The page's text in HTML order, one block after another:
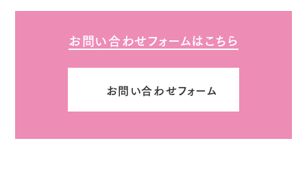
お問い合わせフォームはこちら
お問い合わせフォーム